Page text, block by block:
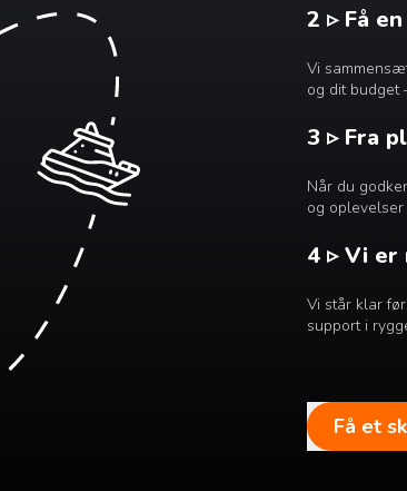
2 ▹ Få
Vi
og dit
3 ▹ Fra
Når du
og
4 ▹ Vi er
Vi står klar
support i
Få et